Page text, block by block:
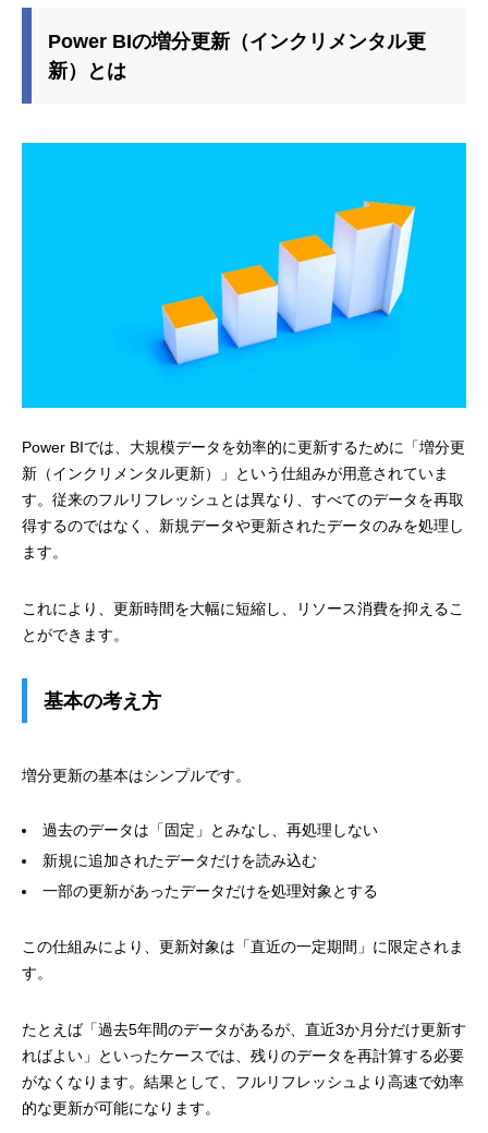
Power BIの増分更新（インクリメンタル更
新）とは
Power BIでは、大規模データを効率的に更新するために「増分更
新（インクリメンタル更新）」という仕組みが用意されていま
す。従来のフルリフレッシュとは異なり、すべてのデータを再取
得するのではなく、新規データや更新されたデータのみを処理し
ます。
これにより、更新時間を大幅に短縮し、リソース消費を抑えるこ
とができます。
基本の考え方
増分更新の基本はシンプルです。
過去のデータは「固定」とみなし、再処理しない
新規に追加されたデータだけを読み込む
一部の更新があったデータだけを処理対象とする
この仕組みにより、更新対象は「直近の一定期間」に限定されま
す。
たとえば「過去5年間のデータがあるが、直近3か月分だけ更新す
ればよい」といったケースでは、残りのデータを再計算する必要
がなくなります。結果として、フルリフレッシュより高速で効率
的な更新が可能になります。